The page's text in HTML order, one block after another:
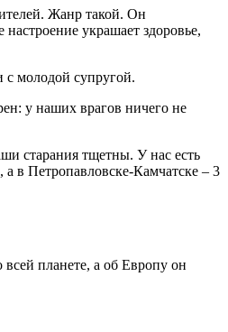
Жанр такой. Он
украшает здоровье,
с молодой супругой.
у наших врагов ничего не
старания тщетны. У нас есть
в Петропавловске-Камчатске – 3
планете, а об Европу он